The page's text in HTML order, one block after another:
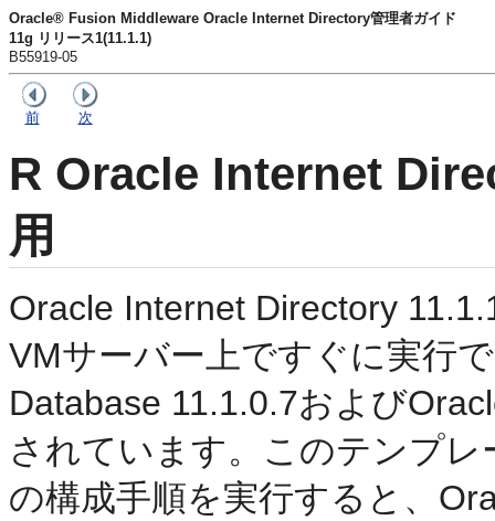
Oracle® Fusion Middleware Oracle Internet Directory管理者ガイド
11g リリース1(11.1.1)
B55919-05
前 次
R Oracle Internet
用
Oracle Internet Directory
VMサーバー上ですぐに実行
Database 11.1.0.7および
されています。このテンプ
の構成手順を実行すると、